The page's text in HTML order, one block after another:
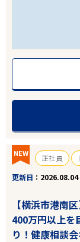
NEW 正社員
更新日
2026.08.04
【横浜市港南
400万円以上
り！健康相談